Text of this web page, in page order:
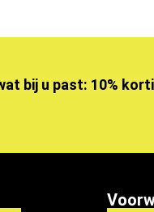
bij u past: 10%